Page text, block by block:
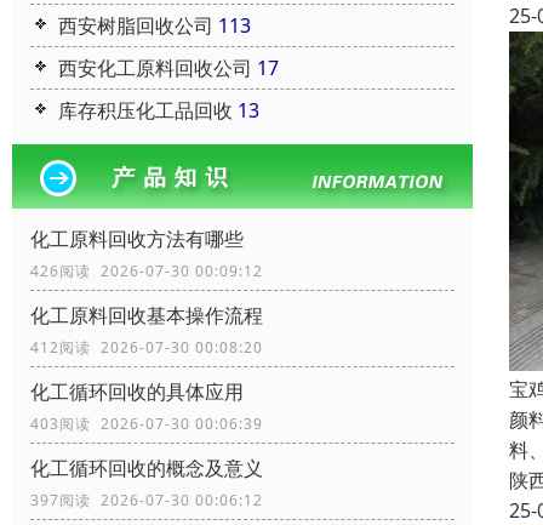
西安树脂回收公司 113
西安化工原料回收公司 17
库存积压化工品回收 13
化工原料回收方法有哪些
426阅读 2026-07-30 00:09:12
化工原料回收基本操作流程
412阅读 2026-07-30 00:08:20
化工循环回收的具体应用
403阅读 2026-07-30 00:06:39
化工循环回收的概念及意义
397阅读 2026-07-30 00:06:12
25-
宝
颜
料
陕
25-